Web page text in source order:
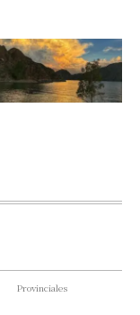
Provinciales